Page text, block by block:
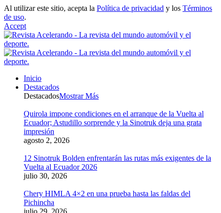
Al utilizar este sitio, acepta la Política de privacidad y los Términos
de uso.
Accept
Inicio
Destacados
DestacadosMostrar Más
Quirola impone condiciones en el arranque de la Vuelta al
Ecuador; Astudillo sorprende y la Sinotruk deja una grata
impresión
agosto 2, 2026
12 Sinotruk Bolden enfrentarán las rutas más exigentes de la
Vuelta al Ecuador 2026
julio 30, 2026
Chery HIMLA 4×2 en una prueba hasta las faldas del
Pichincha
julio 29, 2026